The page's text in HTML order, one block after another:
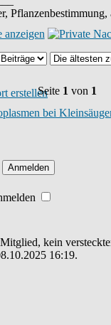
Seite 1 von 1
bei
kein
16:19.